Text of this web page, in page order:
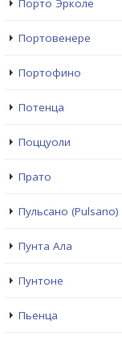
Порто Эрколе
Портовенере
Портофино
Потенца
Поццуоли
Прато
Пульсано (Pulsano)
Пунта Ала
Пунтоне
Пьенца